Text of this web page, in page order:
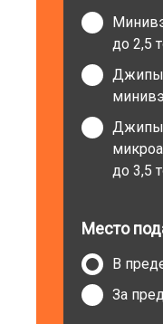
до 2,5
до 3,5
Место
В
За